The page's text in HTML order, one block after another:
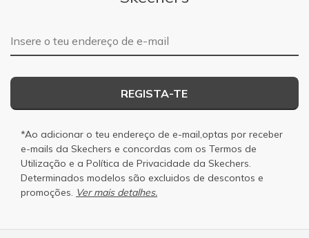
Endereço de e-mail
REGISTA-TE
*Ao adicionar o teu endereço de e-mail,optas por receber
e-mails da Skechers e concordas com os Termos de
Utilização e a Política de Privacidade da Skechers.
Determinados modelos são excluidos de descontos e
promoções. Ver mais detalhes.